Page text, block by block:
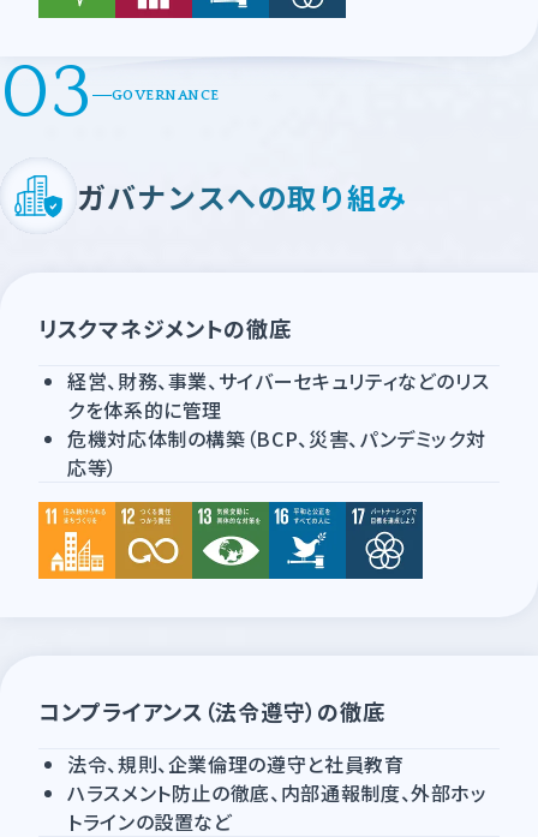
03 GOVERNANCE
ガバナンスへの取り組み
リスクマネジメントの徹底
経営、財務、事業、サイバーセキュリティなどのリス
クを体系的に管理
危機対応体制の構築（BCP、災害、パンデミック対
応等）
コンプライアンス（法令遵守）の徹底
法令、規則、企業倫理の遵守と社員教育
ハラスメント防止の徹底、内部通報制度、外部ホッ
トラインの設置など